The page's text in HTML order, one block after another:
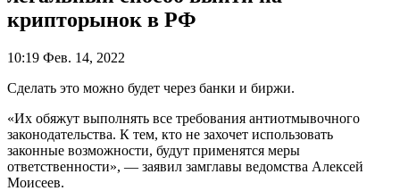
крипторынок в РФ
10:19 Фев. 14, 2022
Сделать это можно будет через банки и биржи.
«Их обяжут выполнять все требования антиотмывочного
законодательства. К тем, кто не захочет использовать
законные возможности, будут применятся меры
ответственности», — заявил замглавы ведомства Алексей
Моисеев.